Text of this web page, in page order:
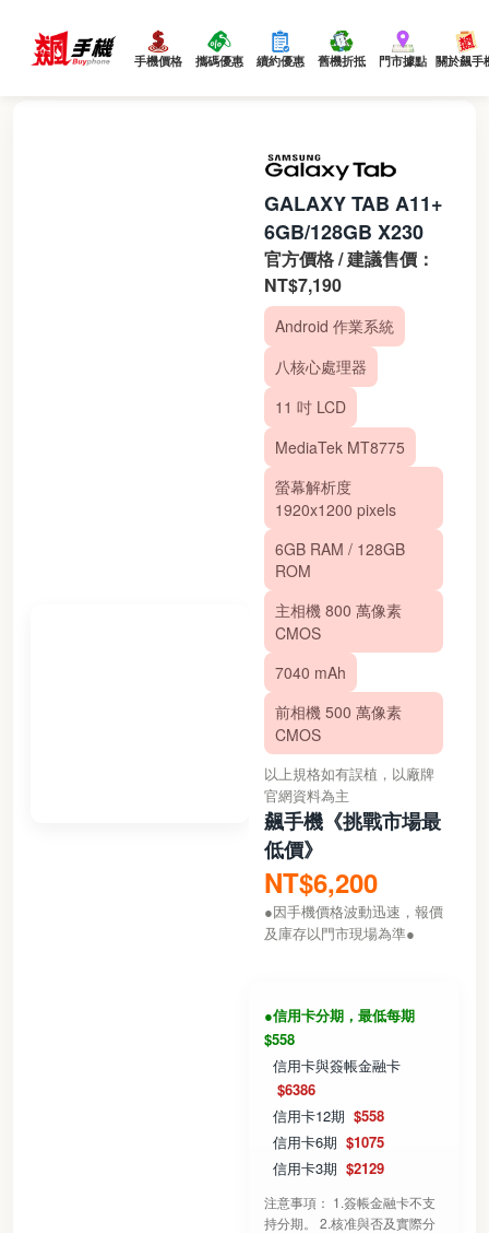
手機價格 攜碼優惠 續約優惠 舊機折抵 門市據點 關於飆手
GALAXY TAB A11+
6GB/128GB X230
官方價格 / 建議售價：
NT$7,190
Android 作業系統
八核心處理器
11 吋 LCD
MediaTek MT8775
螢幕解析度
1920x1200 pixels
6GB RAM / 128GB
ROM
主相機 800 萬像素
CMOS
7040 mAh
前相機 500 萬像素
CMOS
以上規格如有誤植，以廠牌
官網資料為主
飆手機《挑戰市場最
低價》
NT$6,200
●因手機價格波動迅速，報價
及庫存以門市現場為準●
●信用卡分期，最低每期
$558
信用卡與簽帳金融卡
$6386
信用卡12期 $558
信用卡6期 $1075
信用卡3期 $2129
注意事項： 1.簽帳金融卡不支
持分期。 2.核准與否及實際分